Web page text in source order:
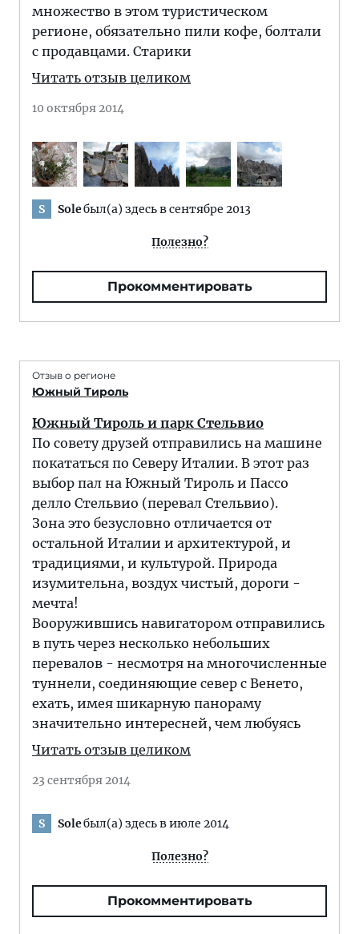
множество в этом туристическом
регионе, обязательно пили кофе, болтали
с продавцами. Старики
Читать отзыв целиком
10 октября 2014
S Soleбыл(а) здесь в сентябре 2013
Полезно?
Прокомментировать
Отзыв о регионе
Южный Тироль
Южный Тироль и парк Стельвио
По совету друзей отправились на машине
покататься по Северу Италии. В этот раз
выбор пал на Южный Тироль и Пассо
делло Стельвио (перевал Стельвио).
Зона это безусловно отличается от
остальной Италии и архитектурой, и
традициями, и культурой. Природа
изумительна, воздух чистый, дороги -
мечта!
Вооружившись навигатором отправились
в путь через несколько небольших
перевалов - несмотря на многочисленные
туннели, соединяющие север с Венето,
ехать, имея шикарную панораму
значительно интересней, чем любуясь
Читать отзыв целиком
23 сентября 2014
S Soleбыл(а) здесь в июле 2014
Полезно?
Прокомментировать